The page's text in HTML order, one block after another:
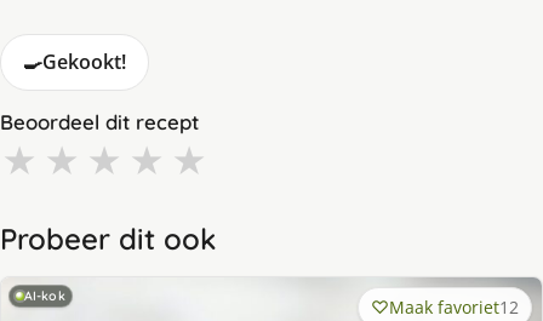
🍳Gekookt!
Beoordeel dit recept
★ ★ ★ ★ ★
Probeer dit ook
AI-kok Maak favoriet12